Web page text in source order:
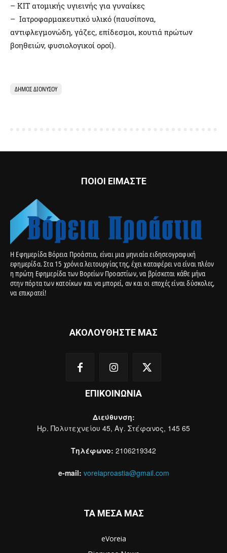
– ΚIT ατομικής υγιεινής για γυναίκες
– Ιατροφαρμακευτικό υλικό (παυσίπονα,
αντιφλεγμονώδη, γάζες, επίδεσμοι, κουτιά πρώτων
βοηθειών, φυσιολογικοί οροί).
ΔΉΜΟΣ ΔΙΟΝΎΣΟΥ
ΠΟΙΟΙ ΕΙΜΑΣΤΕ
Η Εφημερίδα Βόρεια Προάστια, είναι μια μηνιαία ειδησεογραφική
εφημερίδα. Στα 15 χρόνια λειτουργίας της, έχει καταφέρει να είναι πλέον
η πρώτη Εφημερίδα των Βορείων Προαστίων, να βρίσκεται κάθε μήνα
στην πόρτα των κατοίκων και να μπορεί, αν και οι εποχές είναι δύσκολες,
να επικρατεί!
ΑΚΟΛΟΥΘΗΣΤΕ ΜΑΣ
ΕΠΙΚΟΙΝΩΝΙΑ
Διεύθυνση:
Ηρ. Πολυτεχνείου 45, Αγ. Στέφανος, 145 65
Τηλέφωνο: 2106219342
e-mail: voreiaproastia@gmail.com
ΤΑ ΜΕΣΑ ΜΑΣ
eVoreia